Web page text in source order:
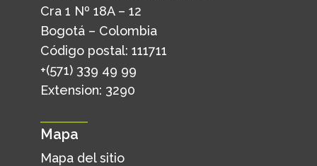
Cra 1 Nº 18A – 12
Bogotá – Colombia
Código postal: 111711
+(571) 339 49 99
Extension: 3290
Mapa
Mapa del sitio